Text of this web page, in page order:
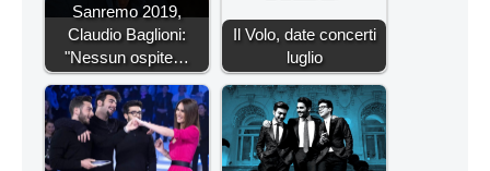
Sanremo 2019,
Claudio Baglioni:
"Nessun ospite…
Il Volo, date concerti
luglio